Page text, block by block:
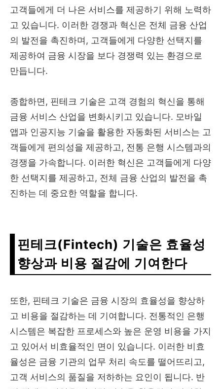
고객들에게 더 나은 서비스를 제공하기 위해 노력하
고 있습니다. 이러한 경쟁과 혁신은 전체 금융 산업
의 발전을 촉진하며, 고객들에게 다양한 선택지를
제공하여 금융 시장을 보다 경쟁력 있는 환경으로
만듭니다.
종합하면, 핀테크 기술은 고객 경험의 혁신을 통해
금융 서비스 산업을 변화시키고 있습니다. 모바일
앱과 인공지능 기술을 활용한 자동화된 서비스는 고
객들에게 편의성을 제공하고, 전통 은행 시스템과의
경쟁을 가속합니다. 이러한 혁신은 고객들에게 다양
한 선택지를 제공하고, 전체 금융 산업의 발전을 촉
진하는 데 중요한 역할을 합니다.
핀테크(Fintech) 기술은 효율성
향상과 비용 절감에 기여한다
또한, 핀테크 기술은 금융 시장의 효율성을 향상하
고 비용을 절감하는 데 기여합니다. 전통적인 은행
시스템은 복잡한 프로세스와 높은 운영 비용을 가지
고 있어서 비효율적인 면이 있습니다. 이러한 비효
율성은 금융 기관의 업무 처리 속도를 떨어뜨리고,
고객 서비스의 품질을 저하하는 요인이 됩니다. 반